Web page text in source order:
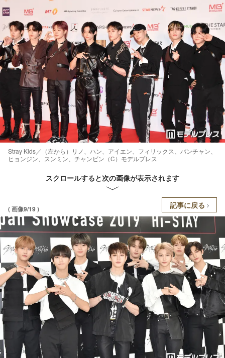
Stray Kids／（左から）リノ、ハン、アイエン、フィリックス、バンチャン、
ヒョンジン、スンミン、チャンビン（C）モデルプレス
スクロールすると次の画像が表示されます
( 画像9/19 ) 記事に戻る